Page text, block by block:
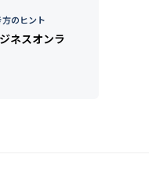
のヒント
ネスオンラ